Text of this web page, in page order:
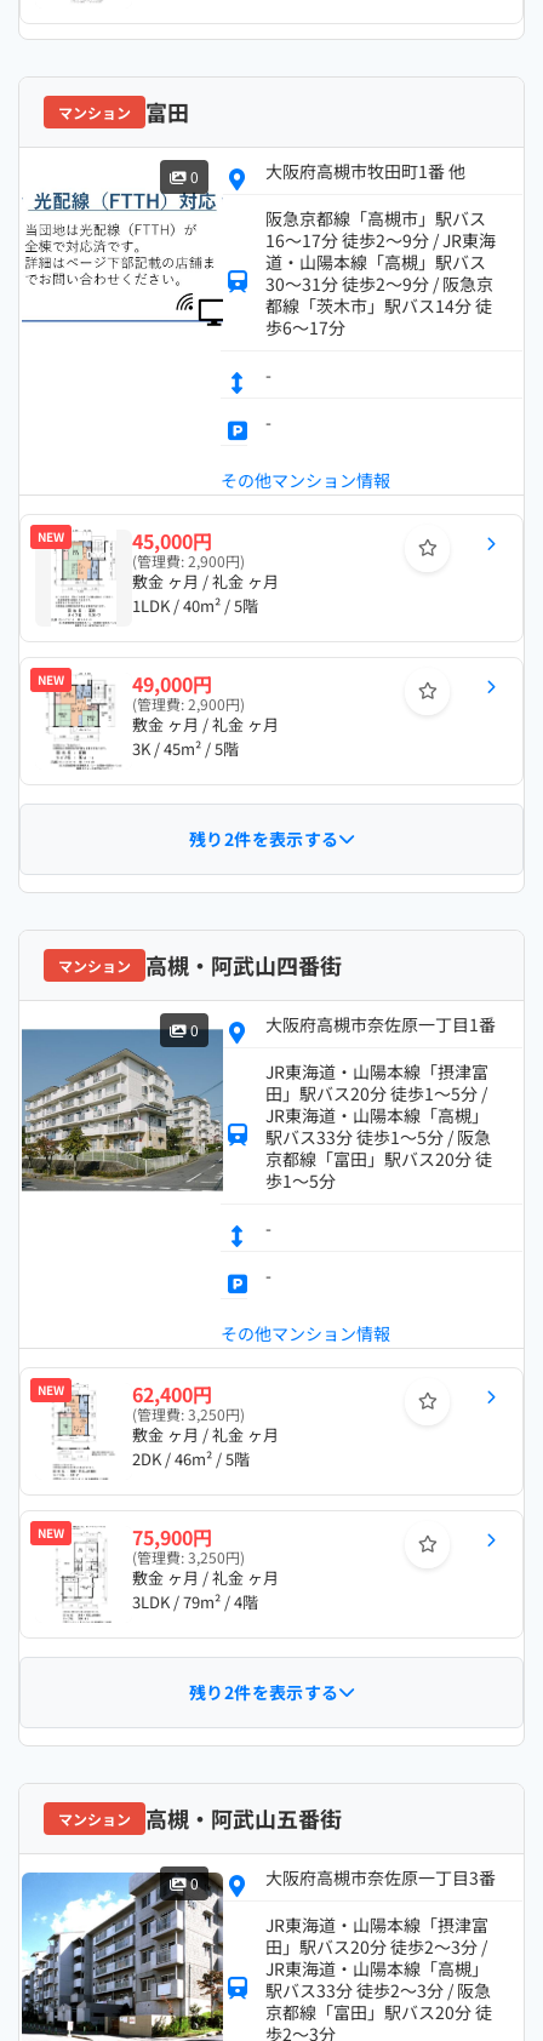
マンション 富田
0
大阪府高槻市牧田町1番 他
阪急京都線「高槻市」駅バス
16～17分 徒歩2～9分 / JR東海
道・山陽本線「高槻」駅バス
30～31分 徒歩2～9分 / 阪急京
都線「茨木市」駅バス14分 徒
歩6～17分
-
-
その他マンション情報
NEW 45,000円
(管理費: 2,900円)
敷金 ヶ月 / 礼金 ヶ月
1LDK / 40m² / 5階
NEW 49,000円
(管理費: 2,900円)
敷金 ヶ月 / 礼金 ヶ月
3K / 45m² / 5階
残り2件を表示する
マンション 高槻・阿武山四番街
0
大阪府高槻市奈佐原一丁目1番
JR東海道・山陽本線「摂津富
田」駅バス20分 徒歩1～5分 /
JR東海道・山陽本線「高槻」
駅バス33分 徒歩1～5分 / 阪急
京都線「富田」駅バス20分 徒
歩1～5分
-
-
その他マンション情報
NEW 62,400円
(管理費: 3,250円)
敷金 ヶ月 / 礼金 ヶ月
2DK / 46m² / 5階
NEW 75,900円
(管理費: 3,250円)
敷金 ヶ月 / 礼金 ヶ月
3LDK / 79m² / 4階
残り2件を表示する
マンション 高槻・阿武山五番街
0
大阪府高槻市奈佐原一丁目3番
JR東海道・山陽本線「摂津富
田」駅バス20分 徒歩2～3分 /
JR東海道・山陽本線「高槻」
駅バス33分 徒歩2～3分 / 阪急
京都線「富田」駅バス20分 徒
歩2～3分